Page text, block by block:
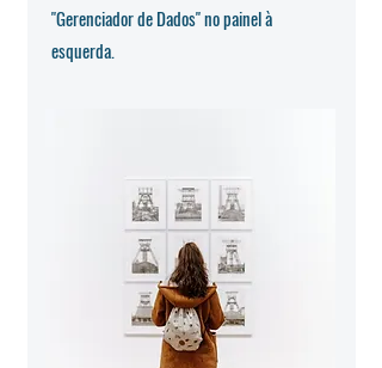
"Gerenciador de Dados" no painel à
esquerda.